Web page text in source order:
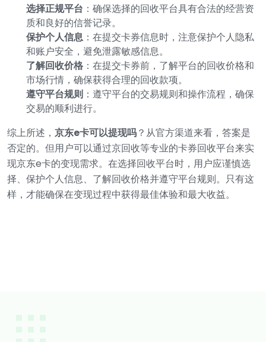
选择正规平台 ：确保选择的回收平台具有合法的经营资
质和良好的信誉记录。
保护个人信息 ：在提交卡券信息时，注意保护个人隐私
和账户安全，避免泄露敏感信息。
了解回收价格 ：在提交卡券前，了解平台的回收价格和
市场行情，确保获得合理的回收款项。
遵守平台规则 ：遵守平台的交易规则和操作流程，确保
交易的顺利进行。
综上所述， 京东e卡可以提现吗？从官方渠道来看，答案是
否定的。但用户可以通过京回收等专业的卡券回收平台来实
现京东e卡的变现需求。在选择回收平台时，用户应谨慎选
择、保护个人信息、了解回收价格并遵守平台规则。只有这
样，才能确保在变现过程中获得最佳体验和最大收益。